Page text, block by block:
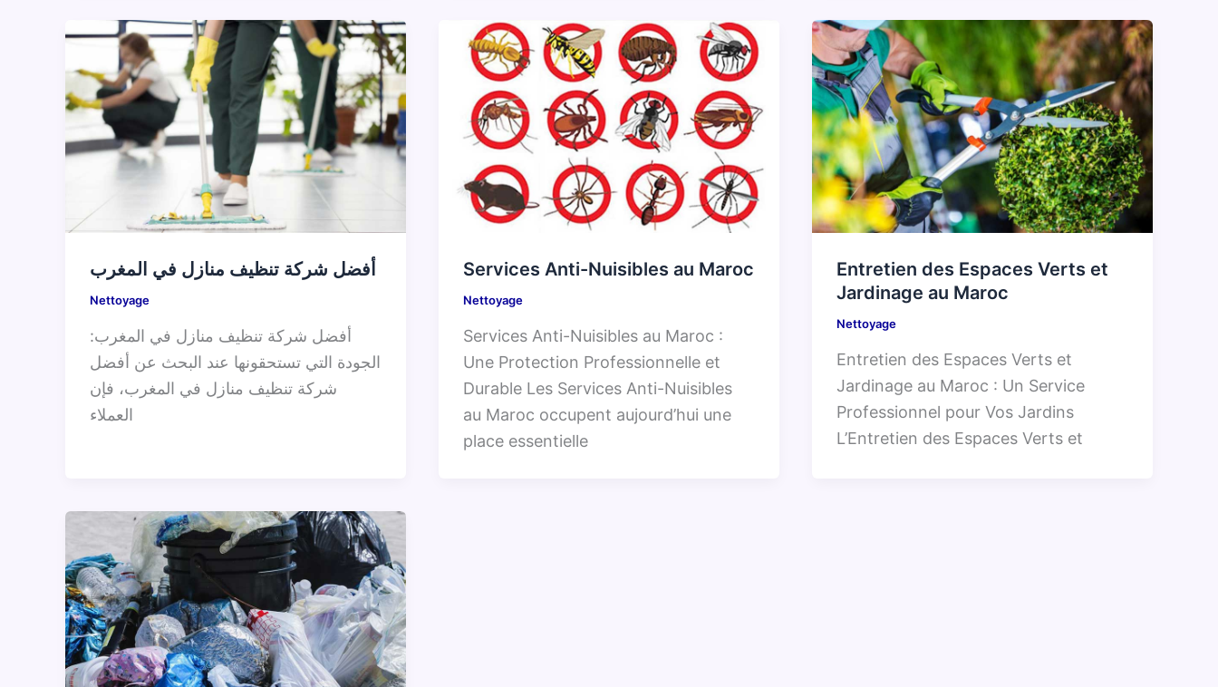
أفضل شركة تنظيف منازل في المغرب
Nettoyage
أفضل شركة تنظيف منازل في المغرب:
الجودة التي تستحقونها عند البحث عن أفضل
شركة تنظيف منازل في المغرب، فإن
العملاء
Services Anti-Nuisibles au Maroc
Nettoyage
Services Anti-Nuisibles au Maroc :
Une Protection Professionnelle et
Durable Les Services Anti-Nuisibles
au Maroc occupent aujourd’hui une
place essentielle
Entretien des Espaces Verts et
Jardinage au Maroc
Nettoyage
Entretien des Espaces Verts et
Jardinage au Maroc : Un Service
Professionnel pour Vos Jardins
L’Entretien des Espaces Verts et